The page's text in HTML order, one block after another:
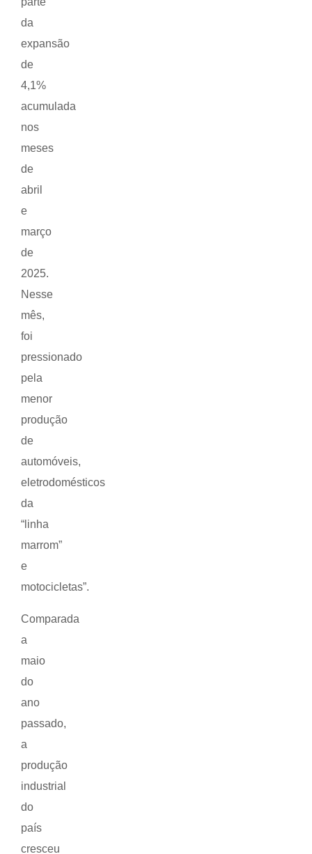
da
expansão
de
4,1%
acumulada
nos
meses
de
abril
e
março
de
2025.
Nesse
mês,
foi
pressionado
pela
menor
produção
de
automóveis,
eletrodomésticos
da
“linha
marrom”
e
motocicletas”.
Comparada
a
maio
do
ano
passado,
a
produção
industrial
do
país
cresceu